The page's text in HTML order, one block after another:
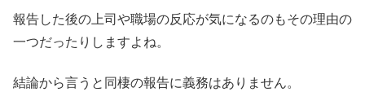
報告した後の上司や職場の反応が気になるのもその理由の
一つだったりしますよね。
結論から言うと同棲の報告に義務はありません。